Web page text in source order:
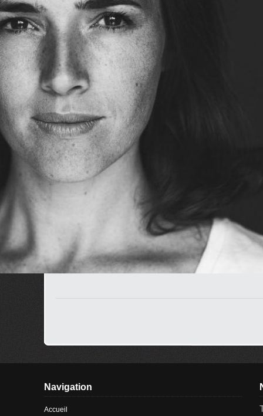
Navigation
Accueil